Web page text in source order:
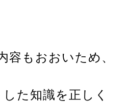
もおおいため、
た知識を正しく